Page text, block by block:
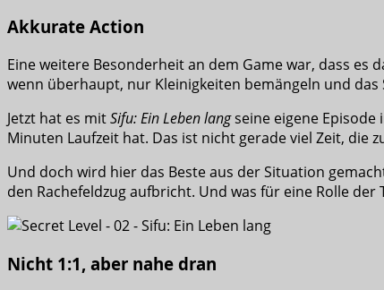
Akkurate Action
Eine weitere Besonderheit an dem Game war, dass
wenn überhaupt, nur Kleinigkeiten bemängeln und
Jetzt hat es mitSifu: Ein Leben langseine eigene Episode
Minuten Laufzeit hat. Das ist nicht gerade viel Zeit, die
Und doch wird hier das Beste aus der Situation
den Rachefeldzug aufbricht. Und was für eine Rolle
Nicht 1:1, aber nahe dran